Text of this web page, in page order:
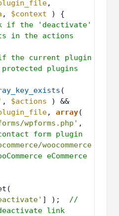
, $context
) {
if the 'deactivate'
in the actions
the current plugin
protected plugins
, $actions
) &&
, array(
wpforms.php'
form plugin
woocommerce
eCommerce
] ); //
deactivate link